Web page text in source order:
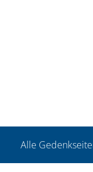
Alle